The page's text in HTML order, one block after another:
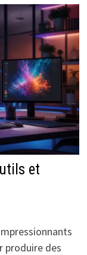
et
produire des